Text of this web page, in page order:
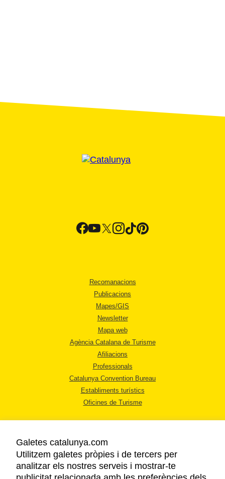
Recomanacions
Publicacions
Mapes/GIS
Newsletter
Mapa web
Agència Catalana de Turisme
Afiliacions
Professionals
Catalunya Convention Bureau
Establiments turístics
Oficines de Turisme
AVÍS LEGAL
Galetes catalunya.com
Utilitzem galetes pròpies i de tercers per
analitzar els nostres serveis i mostrar-te